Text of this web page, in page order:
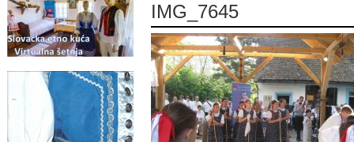
IMG_7645